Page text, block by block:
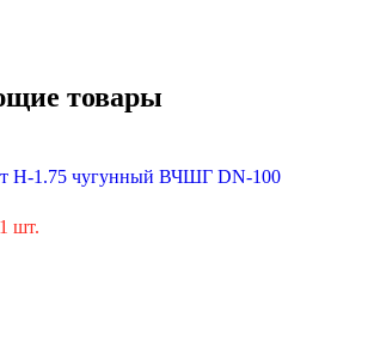
товары
Н-1.75 чугунный ВЧШГ DN-100
шт.